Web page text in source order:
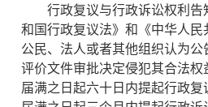
行政复议与行政诉讼权利
和国行政复议法》和《中华人民
公民、法人或者其他组织认为
评价文件审批决定侵犯其合法权
届满之日起六十日内提起行政